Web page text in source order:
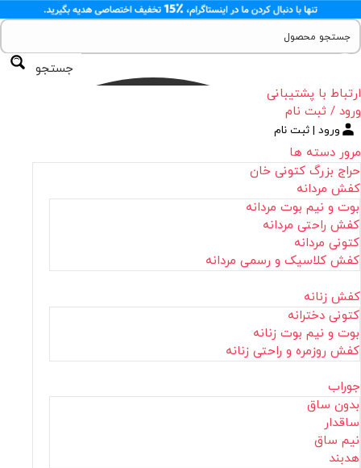
جستجو
ارتباط با پشتیبانی
ورود / ثبت نام
ورود | ثبت نام
مرور دسته ها
حراج بزرگ کتونی خان
کفش مردانه
بوت و نیم بوت مردانه
کفش راحتی مردانه
کتونی مردانه
کفش کلاسیک و رسمی مردانه
کفش زنانه
کتونی دخترانه
بوت و نیم بوت زنانه
کفش روزمره و راحتی زنانه
جوراب
بدون ساق
ساقدار
نیم ساق
هدبند